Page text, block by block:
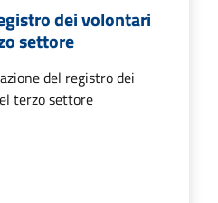
dei volontari
settore
del registro dei
terzo settore